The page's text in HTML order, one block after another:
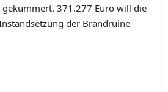
gekümmert. 371.277 Euro will die
der Brandruine